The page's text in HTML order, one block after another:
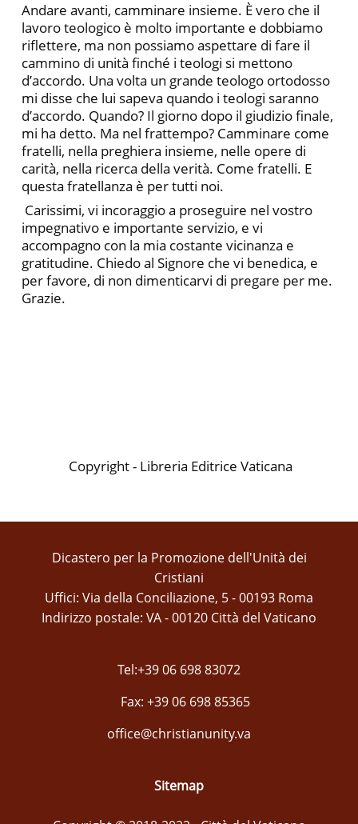
Andare avanti, camminare insieme. È vero che il
lavoro teologico è molto importante e dobbiamo
riflettere, ma non possiamo aspettare di fare il
cammino di unità finché i teologi si mettono
d’accordo. Una volta un grande teologo ortodosso
mi disse che lui sapeva quando i teologi saranno
d’accordo. Quando? Il giorno dopo il giudizio finale,
mi ha detto. Ma nel frattempo? Camminare come
fratelli, nella preghiera insieme, nelle opere di
carità, nella ricerca della verità. Come fratelli. E
questa fratellanza è per tutti noi.
Carissimi, vi incoraggio a proseguire nel vostro
impegnativo e importante servizio, e vi
accompagno con la mia costante vicinanza e
gratitudine. Chiedo al Signore che vi benedica, e
per favore, di non dimenticarvi di pregare per me.
Grazie.
Copyright - Libreria Editrice Vaticana
Dicastero per la Promozione dell'Unità dei
Cristiani
Uffici: Via della Conciliazione, 5 - 00193 Roma
Indirizzo postale: VA - 00120 Città del Vaticano
Tel:+39 06 698 83072
Fax: +39 06 698 85365
office@christianunity.va
Sitemap